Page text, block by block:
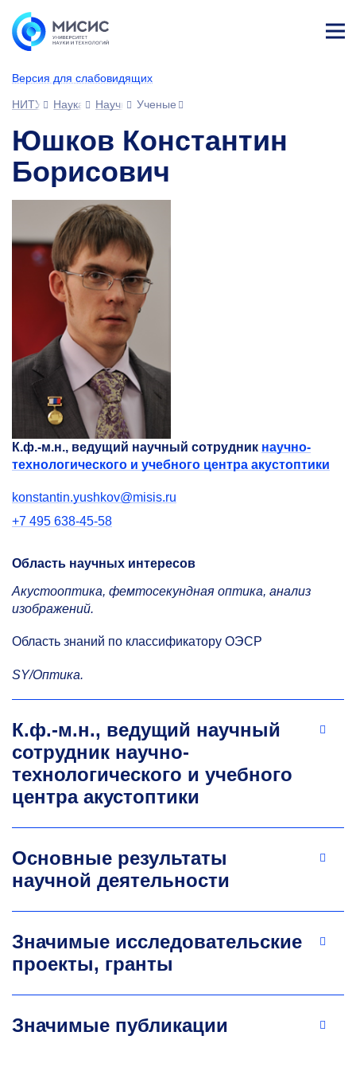
Версия для слабовидящих
НИТУ МИСИС
Наука Научное сообщество
Ученые
Юшков Константин
Борисович
К.ф.-м.н., ведущий научный сотрудник научно-
технологического и учебного центра акустоптики
konstantin.yushkov@misis.ru
+7 495 638-45-58
Область научных интересов
Акустооптика, фемтосекундная оптика, анализ
изображений.
Область знаний по классификатору ОЭСР
SY/Оптика.
К.ф.-м.н., ведущий научный
сотрудник научно-
технологического и учебного
центра акустоптики
Основные результаты
научной деятельности
Значимые исследовательские
проекты, гранты
Значимые публикации